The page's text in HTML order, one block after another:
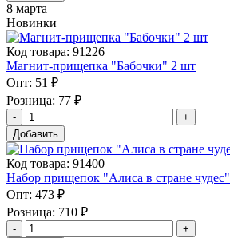
8 марта
Новинки
Код товара: 91226
Магнит-прищепка "Бабочки" 2 шт
Опт: 51 ₽
Розница: 77 ₽
Добавить
Код товара: 91400
Набор прищепок "Алиса в стране чудес"
Опт: 473 ₽
Розница: 710 ₽